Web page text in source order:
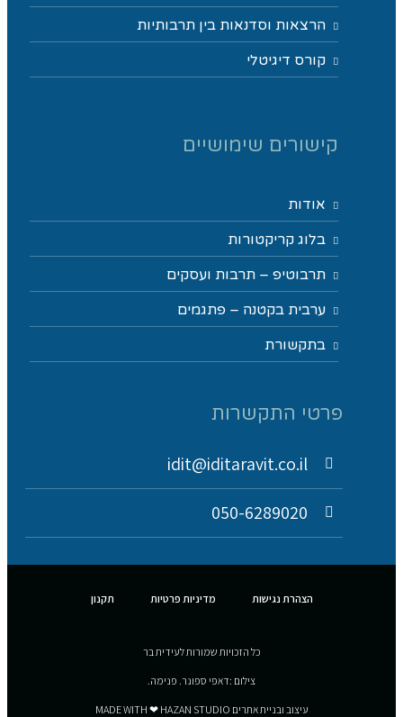
הרצאות וסדנאות בין תרבותיות
קורס דיגיטלי
קישורים שימושיים
אודות
בלוג קריקטורות
תרבוטיפ – תרבות ועסקים
ערבית בקטנה – פתגמים
בתקשורת
פרטי התקשרות
idit@iditaravit.co.il
050-6289020
הצהרת נגישות מדיניות פרטיות תקנון
כל הזכויות שמורות לעידית בר
צילום :דאפי ספונר. פנימה.
עיצוב ובניית אתרים MADE WITH ❤ HAZAN STUDIO